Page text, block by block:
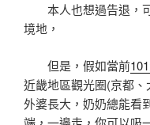
本人也想過告退，可
境地，
但是，假如當前
近畿地區觀光圈(京都
外婆長大，奶奶總能看